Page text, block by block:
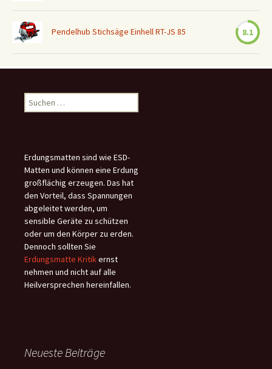
Pendelhub Stichsäge Einhell RT-JS 85 8.1
Suchen
nach:
Erdungsmatten sind wie ESD-
Matten und können eine Erdung
großflächig erzeugen. Das hat
den Vorteil, dass Spannungen
abgeleitet werden, um
sensible Geräte zu schützen
oder um den Körper zu erden.
Dennoch sollten Sie
Erdungsmatte Kritikernst
nehmen und nicht auf alle
Heilversprechen hereinfallen.
Neueste Beiträge